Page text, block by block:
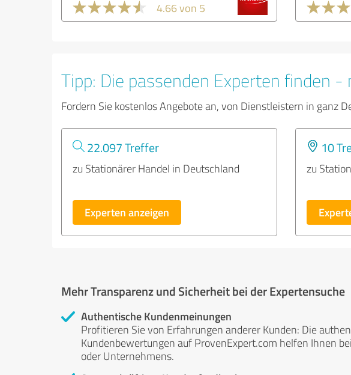
4.66 von 5
Tipp: Die passenden Experten finden
Fordern Sie kostenlos Angebote an, von Dienstleistern in ganz
22.097 Treffer
zu Stationärer Handel in Deutschland
Experten anzeigen
10
zu
Mehr Transparenz und Sicherheit bei der Expertensuche
Authentische Kundenmeinungen
Profitieren Sie von Erfahrungen anderer Kunden: Die
Kundenbewertungen auf ProvenExpert.com helfen Ihnen
oder Unternehmens.